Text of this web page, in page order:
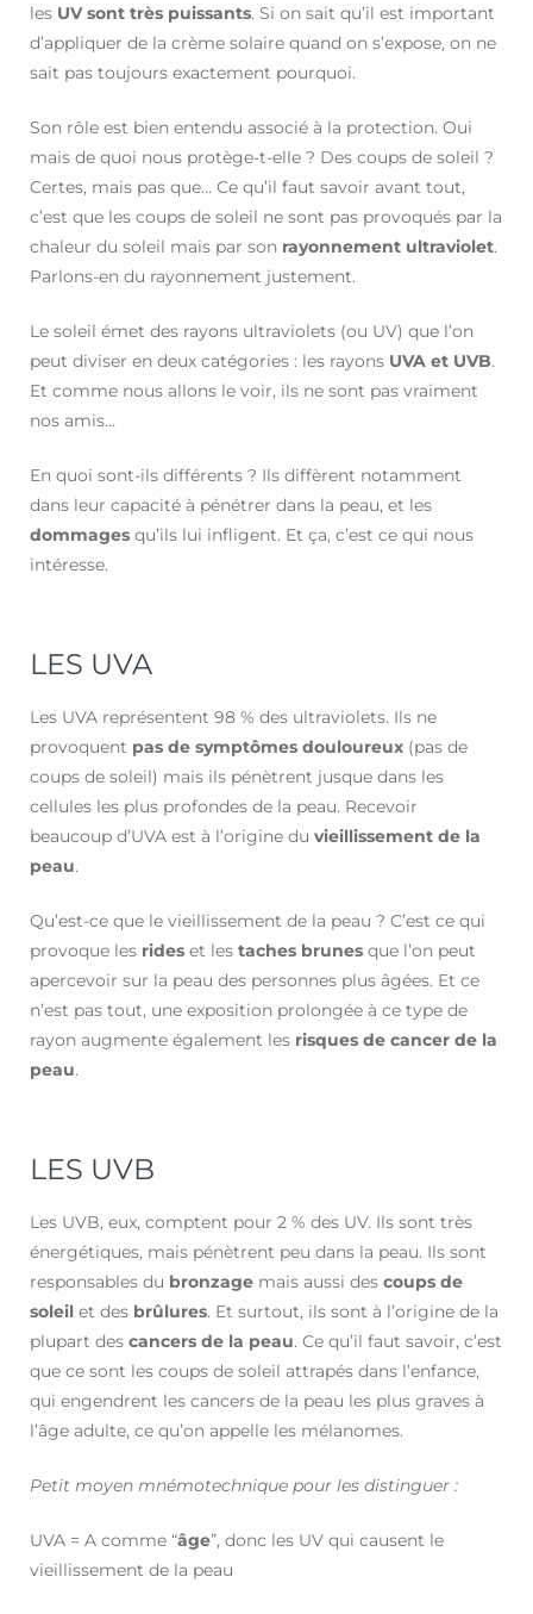
les UV sont très puissants. Si on sait qu’il est important
d’appliquer de la crème solaire quand on s’expose, on ne
sait pas toujours exactement pourquoi.
Son rôle est bien entendu associé à la protection. Oui
mais de quoi nous protège-t-elle ? Des coups de soleil ?
Certes, mais pas que… Ce qu’il faut savoir avant tout,
c’est que les coups de soleil ne sont pas provoqués par la
chaleur du soleil mais par son rayonnement ultraviolet.
Parlons-en du rayonnement justement.
Le soleil émet des rayons ultraviolets (ou UV) que l’on
peut diviser en deux catégories : les rayons UVA et UVB.
Et comme nous allons le voir, ils ne sont pas vraiment
nos amis…
En quoi sont-ils différents ? Ils diffèrent notamment
dans leur capacité à pénétrer dans la peau, et les
dommages qu’ils lui infligent. Et ça, c’est ce qui nous
intéresse.
LES UVA
Les UVA représentent 98 % des ultraviolets. Ils ne
provoquent pas de symptômes douloureux (pas de
coups de soleil) mais ils pénètrent jusque dans les
cellules les plus profondes de la peau. Recevoir
beaucoup d’UVA est à l’origine du vieillissement de la
peau.
Qu’est-ce que le vieillissement de la peau ? C’est ce qui
provoque les rides et les taches brunes que l’on peut
apercevoir sur la peau des personnes plus âgées. Et ce
n’est pas tout, une exposition prolongée à ce type de
rayon augmente également les risques de cancer de la
peau.
LES UVB
Les UVB, eux, comptent pour 2 % des UV. Ils sont très
énergétiques, mais pénètrent peu dans la peau. Ils sont
responsables du bronzage mais aussi des coups de
soleil et des brûlures. Et surtout, ils sont à l’origine de la
plupart des cancers de la peau. Ce qu’il faut savoir, c’est
que ce sont les coups de soleil attrapés dans l’enfance,
qui engendrent les cancers de la peau les plus graves à
l’âge adulte, ce qu’on appelle les mélanomes.
Petit moyen mnémotechnique pour les distinguer :
UVA = A comme “âge”, donc les UV qui causent le
vieillissement de la peau